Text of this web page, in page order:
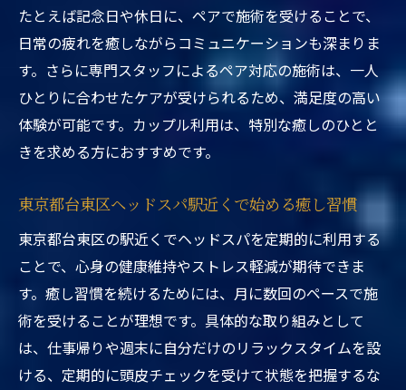
たとえば記念日や休日に、ペアで施術を受けることで、
日常の疲れを癒しながらコミュニケーションも深まりま
す。さらに専門スタッフによるペア対応の施術は、一人
ひとりに合わせたケアが受けられるため、満足度の高い
体験が可能です。カップル利用は、特別な癒しのひとと
きを求める方におすすめです。
東京都台東区ヘッドスパ駅近くで始める癒し習慣
東京都台東区の駅近くでヘッドスパを定期的に利用する
ことで、心身の健康維持やストレス軽減が期待できま
す。癒し習慣を続けるためには、月に数回のペースで施
術を受けることが理想です。具体的な取り組みとして
は、仕事帰りや週末に自分だけのリラックスタイムを設
ける、定期的に頭皮チェックを受けて状態を把握するな